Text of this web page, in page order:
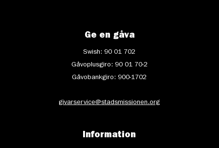
Ge en gåva
Swish: 90 01 702
Gåvoplusgiro: 90 01 70-2
Gåvobankgiro: 900-1702
givarservice@stadsmissionen.org
Information